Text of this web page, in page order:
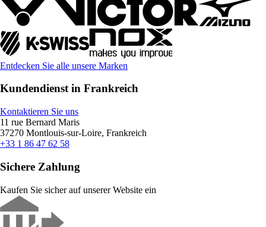
Entdecken Sie alle unsere Marken
Kundendienst in Frankreich
Kontaktieren Sie uns
11 rue Bernard Maris
37270 Montlouis-sur-Loire, Frankreich
+33 1 86 47 62 58
Sichere Zahlung
Kaufen Sie sicher auf unserer Website ein